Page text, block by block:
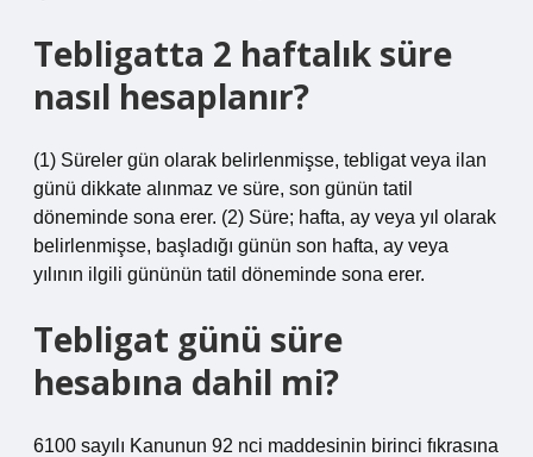
Tebligatta 2 haftalık süre
nasıl hesaplanır?
(1) Süreler gün olarak belirlenmişse, tebligat veya ilan
günü dikkate alınmaz ve süre, son günün tatil
döneminde sona erer. (2) Süre; hafta, ay veya yıl olarak
belirlenmişse, başladığı günün son hafta, ay veya
yılının ilgili gününün tatil döneminde sona erer.
Tebligat günü süre
hesabına dahil mi?
6100 sayılı Kanunun 92 nci maddesinin birinci fıkrasına